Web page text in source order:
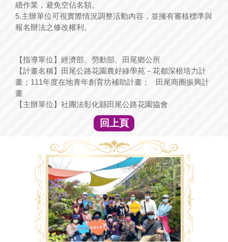
續作業，避免空佔名額。
5.主辦單位可視實際情況調整活動內容，並擁有審核標準與
報名辦法之修改權利。
【指導單位】經濟部、勞動部、田尾鄉公所
【計畫名稱】田尾公路花園農好綠學苑－花都深根培力計
畫；111年度在地青年創育坊補助計畫； 田尾商圈振興計
畫
【主辦單位】社團法彰化縣田尾公路花園協會
回上頁